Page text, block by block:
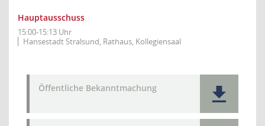
Hauptausschuss
15:00-15:13 Uhr
Hansestadt Stralsund, Rathaus, Kollegiensaal
Öffentliche Bekanntmachung